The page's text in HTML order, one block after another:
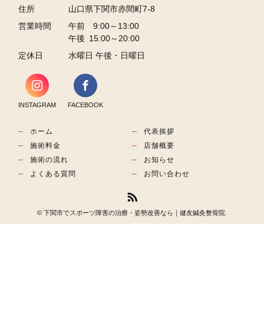
住所
山口県下関市赤間町7-8
営業時間
午前 9:00～13:00
午後 15:00～20:00
定休日
水曜日 午後・日曜日
INSTAGRAM FACEBOOK
ホーム
施術料金
施術の流れ
よくある質問
代表挨拶
店舗概要
お知らせ
お問い合わせ
© 下関市でスポーツ障害の治療・姿勢改善なら｜健友鍼灸整骨院.